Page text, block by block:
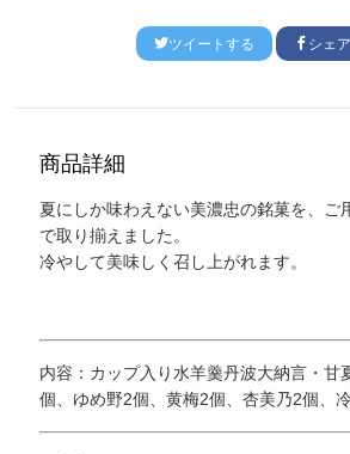
ツイートする シェ
商品詳細
夏にしか味わえない美濃忠の銘菓を、ご
で取り揃えました。
冷やして美味しく召し上がれます。
内容：カップ入り水羊羹丹波大納言・甘
個、ゆめ野2個、黄梅2個、杏美乃2個、